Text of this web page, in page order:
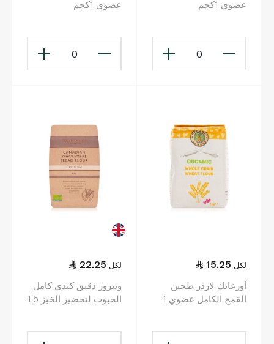
عضوي 1كجم
0
عضوي 1كجم
0
15.25 لكل
أورغانك لاردر طحين
القمح الكامل عضوي 1
22.25 لكل
ويتروز دقيق كندي كامل
الحبوب لتحضير الخبز 1.5